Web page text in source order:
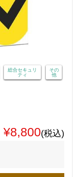
総合セキュリ
ティ
その
他
¥8,800(税込)